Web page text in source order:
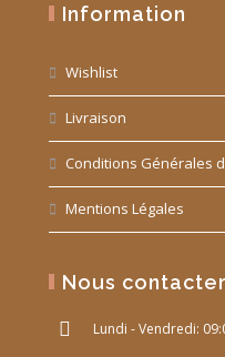
Information
Wishlist
Livraison
Conditions Générales
Mentions Légales
Nous contacter
Lundi - Vendredi: